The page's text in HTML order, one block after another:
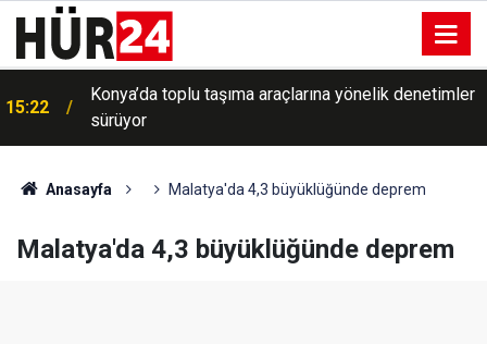
15:22
Konya’da toplu taşıma araçlarına yönelik denetimler
sürüyor
Anasayfa Malatya'da 4,3 büyüklüğünde deprem
Malatya'da 4,3 büyüklüğünde deprem